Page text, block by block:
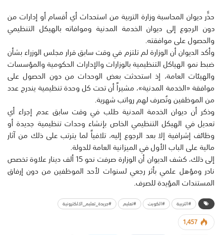
حذَّر ديوان المحاسبة وزارة التربية من استحداث أي أقسام أو إدارات من
دون الرجوع إلى ديوان الخدمة المدنية وموافاته بالهيكل التنظيمي
والحصول على موافقته.
وأكد الديوان أن الوزارة لم تلتزم في وقت سابق قرار مجلس الوزراء بشأن
ضبط نمو الهياكل التنظيمية بالوزارات والإدارات الحكومية والمؤسسات
والهيئات العامة، إذ استحدثت بعض الوحدات من دون الحصول على
موافقة «الخدمة المدنية»، مشيراً أن تحت كل وحدة تنظيمية يندرج عدد
من الموظفين وتُصرف لهم رواتب شهرية.
وذكر أن ديوان الخدمة المدنية طلب في وقت سابق عدم إجراء أي
تعديل في الهيكل التنظيمي الخاص بإنشاء وحدات تنظيمية جديدة أو
وظائف إشرافية إلا بعد الرجوع إليه، تلافياً لما يترتب على ذلك من آثار
مالية على الباب الأول في الميزانية العامة للدولة.
إلى ذلك، كشف الديوان أن الوزارة صرفت نحو 15 ألف دينار علاوة تخصص
نادر ومؤهل علمي بأثر رجعي لسنوات لأحد الموظفين من دون إرفاق
المستندات المؤيدة للصرف.
#التربية #الكويت #تعليم #جريدة_تعليم_الالكترونية
1,457